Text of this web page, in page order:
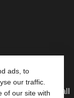
ads, to
our traffic.
of our site with
fall